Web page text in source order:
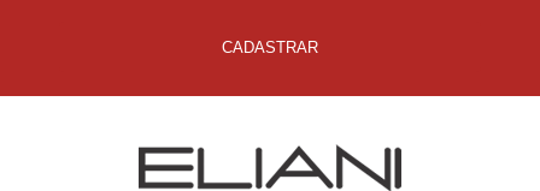
CADASTRAR